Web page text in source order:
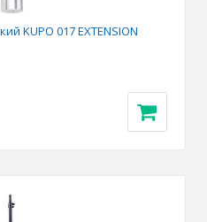
KUPO 017 EXTENSION